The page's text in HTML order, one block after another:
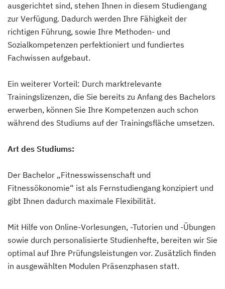
ausgerichtet sind, stehen Ihnen in diesem Studiengang
zur Verfügung. Dadurch werden Ihre Fähigkeit der
richtigen Führung, sowie Ihre Methoden- und
Sozialkompetenzen perfektioniert und fundiertes
Fachwissen aufgebaut.
Ein weiterer Vorteil: Durch marktrelevante
Trainingslizenzen, die Sie bereits zu Anfang des Bachelors
erwerben, können Sie Ihre Kompetenzen auch schon
während des Studiums auf der Trainingsfläche umsetzen.
Art des Studiums:
Der Bachelor „Fitnesswissenschaft und
Fitnessökonomie“ ist als Fernstudiengang konzipiert und
gibt Ihnen dadurch maximale Flexibilität.
Mit Hilfe von Online-Vorlesungen, -Tutorien und -Übungen
sowie durch personalisierte Studienhefte, bereiten wir Sie
optimal auf Ihre Prüfungsleistungen vor. Zusätzlich finden
in ausgewählten Modulen Präsenzphasen statt.